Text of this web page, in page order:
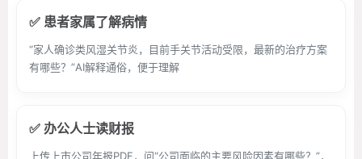
✅ 患者家属了解病情
“家人确诊类风湿关节炎，目前手关节活动受限，最新的治疗方案
有哪些？”AI解释通俗，便于理解
✅ 办公人士读财报
上传上市公司年报PDF，问“公司面临的主要风险因素有哪些？”，